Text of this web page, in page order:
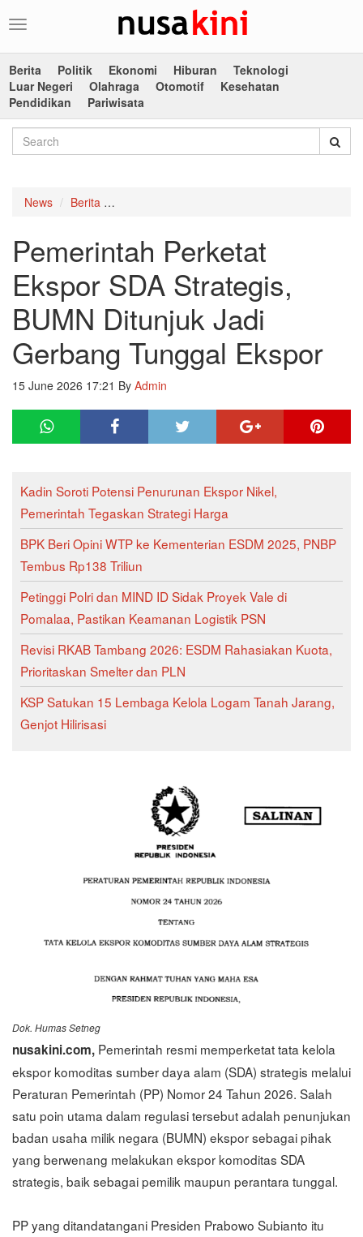
Toggle
Berita
Politik Ekonomi Hiburan
Teknologi
Luar Negeri
Olahraga Otomotif
Kesehatan
Pendidikan
Pariwisata
News Berita
Pemerintah Perketat
Ekspor SDA Strategis,
BUMN Ditunjuk Jadi
Gerbang Tunggal Ekspor
15 June 2026 17:21 By Admin
Kadin Soroti Potensi Penurunan Ekspor Nikel,
Pemerintah Tegaskan Strategi Harga
BPK Beri Opini WTP ke Kementerian ESDM 2025, PNBP
Tembus Rp138 Triliun
Petinggi Polri dan MIND ID Sidak Proyek Vale di
Pomalaa, Pastikan Keamanan Logistik PSN
Revisi RKAB Tambang 2026: ESDM Rahasiakan Kuota,
Prioritaskan Smelter dan PLN
KSP Satukan 15 Lembaga Kelola Logam Tanah Jarang,
Genjot Hilirisasi
Dok. Humas Setneg
nusakini.com, Pemerintah resmi memperketat tata kelola
ekspor komoditas sumber daya alam (SDA) strategis melalui
Peraturan Pemerintah (PP) Nomor 24 Tahun 2026. Salah
satu poin utama dalam regulasi tersebut adalah penunjukan
badan usaha milik negara (BUMN) ekspor sebagai pihak
yang berwenang melakukan ekspor komoditas SDA
strategis, baik sebagai pemilik maupun perantara tunggal.
PP yang ditandatangani Presiden Prabowo Subianto itu